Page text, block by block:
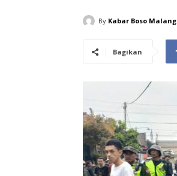
By Kabar Boso Malang
Bagikan